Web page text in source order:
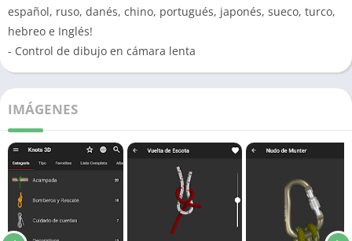
español, ruso, danés, chino, portugués, japonés, sueco, turco,
hebreo e Inglés!
- Control de dibujo en cámara lenta
IMÁGENES